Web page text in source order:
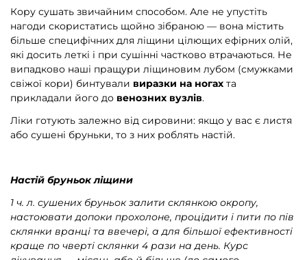
Кору сушать звичайним способом. Але не упустіть
нагоди скористатись щойно зібраною — вона містить
більше специфічних для ліщини цілющих ефірних олій,
які досить леткі і при сушінні частково втрачаються. Не
випадково наші пращури ліщиновим лубом (смужками
свіжої кори) бинтували виразки на ногах та
прикладали його до венозних вузлів.
Ліки готують залежно від сировини: якщо у вас є листя
або сушені бруньки, то з них роблять настій.
Настій бруньок ліщини
1 ч. л. сушених бруньок залити склянкою окропу,
настоювати допоки прохолоне, процідити і пити по пів
склянки вранці та ввечері, а для більшої ефективності
краще по чверті склянки 4 рази на день. Курс